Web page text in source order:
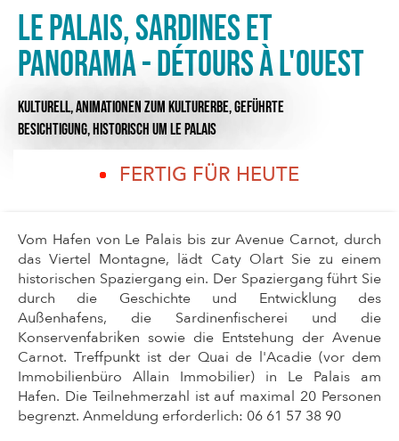
Le Palais, sardines et
panorama - Détours à l'ouest
KULTURELL,ANIMATIONEN ZUM KULTURERBE,GEFÜHRTE
BESICHTIGUNG,HISTORISCHUM LE PALAIS
FERTIG FÜR HEUTE
Vom Hafen von Le Palais bis zur Avenue Carnot, durch
das Viertel Montagne, lädt Caty Olart Sie zu einem
historischen Spaziergang ein. Der Spaziergang führt Sie
durch die Geschichte und Entwicklung des
Außenhafens, die Sardinenfischerei und die
Konservenfabriken sowie die Entstehung der Avenue
Carnot. Treffpunkt ist der Quai de l'Acadie (vor dem
Immobilienbüro Allain Immobilier) in Le Palais am
Hafen. Die Teilnehmerzahl ist auf maximal 20 Personen
begrenzt. Anmeldung erforderlich: 06 61 57 38 90